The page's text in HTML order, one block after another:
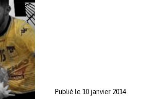
Publié le 10 janvier 2014